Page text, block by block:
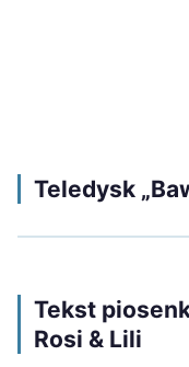
Teledysk
Tekst
Rosi & Lili